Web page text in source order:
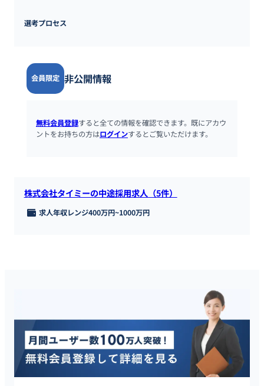
選考プロセス
会員限定 非公開情報
無料会員登録すると全ての情報を確認できます。既にアカウ
ントをお持ちの方はログインするとご覧いただけます。
株式会社タイミーの中途採用求人（5件）
求人年収レンジ400万円~1000万円